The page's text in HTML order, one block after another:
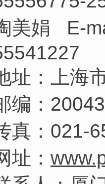
美娟 E-
址：上海
编：
真：021-
址：